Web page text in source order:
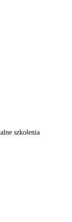
szkolenia